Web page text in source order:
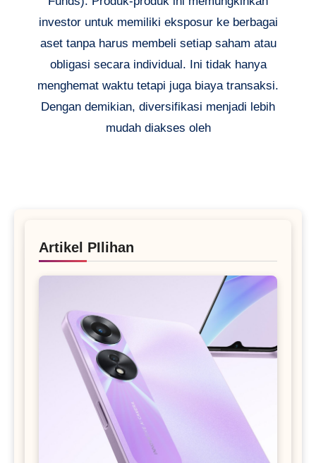
investor untuk memiliki eksposur ke berbagai
aset tanpa harus membeli setiap saham atau
obligasi secara individual. Ini tidak hanya
menghemat waktu tetapi juga biaya transaksi.
Dengan demikian, diversifikasi menjadi lebih
mudah diakses oleh
Artikel PIlihan